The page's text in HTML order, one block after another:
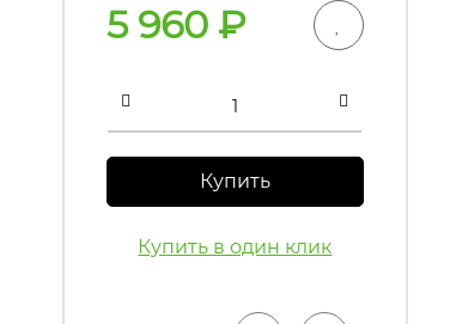
5 960₽
Купить
Купить в один клик